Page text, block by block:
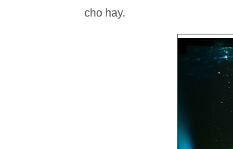
cho hay.